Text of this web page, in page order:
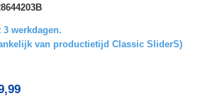
3 werkdagen.
van productietijd Classic SliderS)